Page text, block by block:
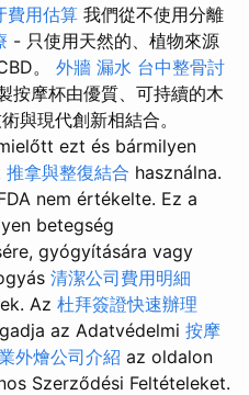
費用估算 我們從不使用分離
- 只使用天然的、植物來源
。 外牆 漏水 台中整骨討
按摩杯由優質、可持續的木
與現代創新相結合。
ezt és bármilyen
推拿與整復結合 használna.
nem értékelte. Ez a
betegség
gyógyítására vagy
清潔公司費用明細
Az 杜拜簽證快速辦理
az Adatvédelmi 按摩
外燴公司介紹 az oldalon
Szerződési Feltételeket.